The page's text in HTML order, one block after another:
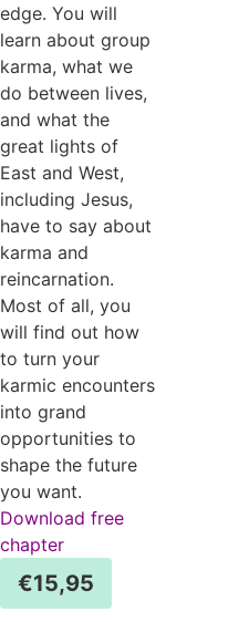
edge. You will
learn about group
karma, what we
do between lives,
and what the
great lights of
East and West,
including Jesus,
have to say about
karma and
reincarnation.
Most of all, you
will find out how
to turn your
karmic encounters
into grand
opportunities to
shape the future
you want.
Download free
chapter
€15,95